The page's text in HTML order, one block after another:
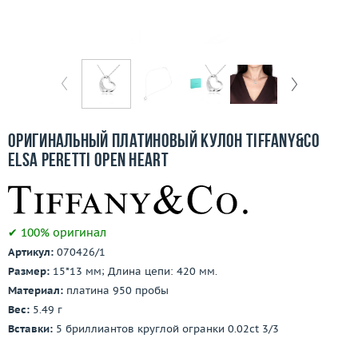
О компании
Контакты
3D-тур по шоуруму
Оригинальный платиновый кулон Tiffany&Co
Elsa Peretti Open Heart
✔ 100% оригинал
Артикул: 070426/1
Размер: 15*13 мм; Длина цепи: 420 мм.
Материал: платина 950 пробы
Вес: 5.49 г
Вставки: 5 бриллиантов круглой огранки 0.02ct 3/3